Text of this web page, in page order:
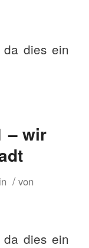
da dies ein
– wir
/ von
da dies ein